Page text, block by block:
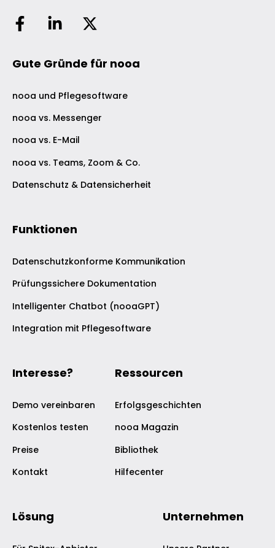
Gute Gründe für nooa
nooa und Pflegesoftware
nooa vs. Messenger
nooa vs. E-Mail
nooa vs. Teams, Zoom & Co.
Datenschutz & Datensicherheit
Funktionen
Datenschutzkonforme Kommunikation
Prüfungssichere Dokumentation
Intelligenter Chatbot (nooaGPT)
Integration mit Pflegesoftware
Interesse?
Demo vereinbaren
Kostenlos testen
Preise
Kontakt
Ressourcen
Erfolgsgeschichten
nooa Magazin
Bibliothek
Hilfecenter
Lösung Unternehmen